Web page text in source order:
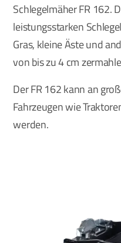
Schlegelmäher FR 162.
leistungsstarken
Gras, kleine Äste und
von bis zu 4 cm
Der FR 162 kann an
Fahrzeugen wie
werden.